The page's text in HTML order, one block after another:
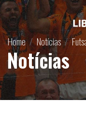
Home Notícias
Notícias